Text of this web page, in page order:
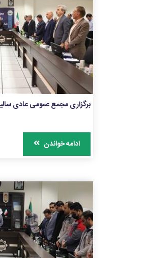
برگزاری مجمع عمومی عادی
ادامه خواندن